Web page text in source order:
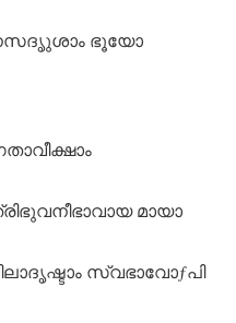
ഭൂയോ
മായാ
സ്വഭാവോƒപി